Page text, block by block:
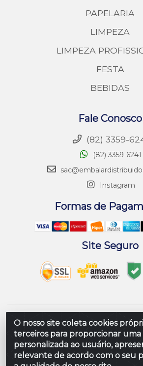
O nosso site coleta cookies
terceiros para proporcionar uma
personalizada ao usuário,
relevante de acordo com o seu
PAPELARIA
LIMPEZA
LIMPEZA
FESTA
BEBIDAS
Fale Conosco
(82) 3359-
(82) 3359-6241
Instagram
Formas de
Site Seguro
Embalar Distribuidora de
Br 104 Al, Loteamento Paraiso, S/N -
de Souza, Rio Largo/AL - CEP
10.347.424/0001-80